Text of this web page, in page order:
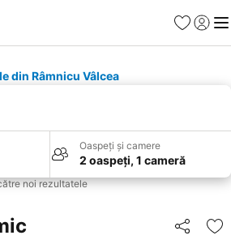
Favorite
din Râmnicu Vâlcea
Oaspeți și camere
2 oaspeți, 1 cameră
noi rezultatele
Distribuiți